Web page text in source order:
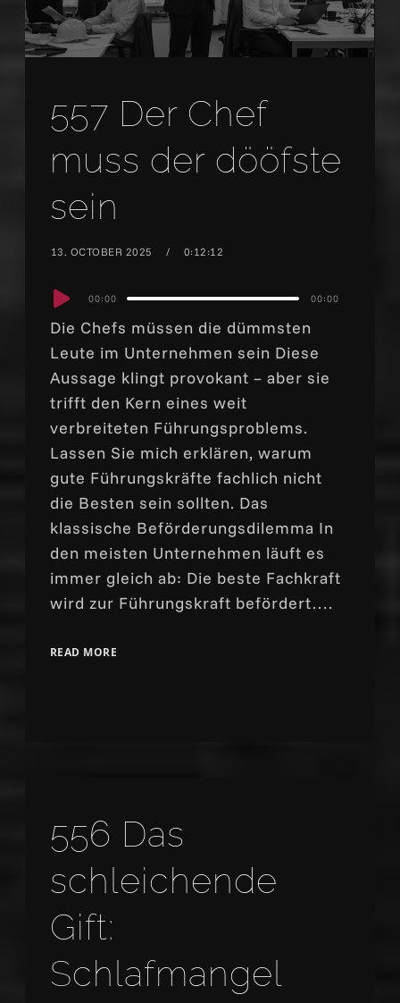
557 Der Chef
muss der dööfste
sein
13. OCTOBER 2025 0:12:12
Audio00:00 00:00
Die Chefs müssen die dümmsten
Leute im Unternehmen sein Diese
Aussage klingt provokant – aber sie
trifft den Kern eines weit
verbreiteten Führungsproblems.
Lassen Sie mich erklären, warum
gute Führungskräfte fachlich nicht
die Besten sein sollten. Das
klassische Beförderungsdilemma In
den meisten Unternehmen läuft es
immer gleich ab: Die beste Fachkraft
wird zur Führungskraft befördert….
READ MORE
556 Das
schleichende
Gift:
Schlafmangel